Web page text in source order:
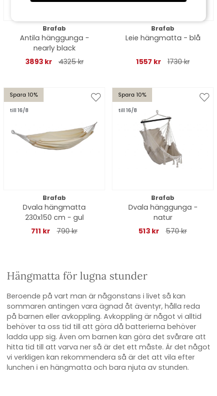
Brafab
Antila hänggunga -
nearly black
3893 kr
4325 kr
Brafab
Leie hängmatta - blå
1557 kr 1730 kr
Spara 10%
till 16/8
Brafab
Dvala hängmatta
230x150 cm - gul
711 kr
790 kr
Spara 10%
till 16/8
Brafab
Dvala hänggunga -
natur
513 kr
570 kr
Hängmatta för lugna stunder
Beroende på vart man är någonstans i livet så kan
sommaren antingen vara ägnad åt äventyr, hålla reda
på barnen eller avkoppling. Avkoppling är något vi alltid
behöver ta oss tid till att göra då batterierna behöver
ladda upp sig. Även om barnen kan göra det svårare att
hitta tid till att varva ner så är det ett måste. Är det något
vi verkligen kan rekommendera så är det att vila efter
lunchen i en hängmatta och bara njuta av stunden.